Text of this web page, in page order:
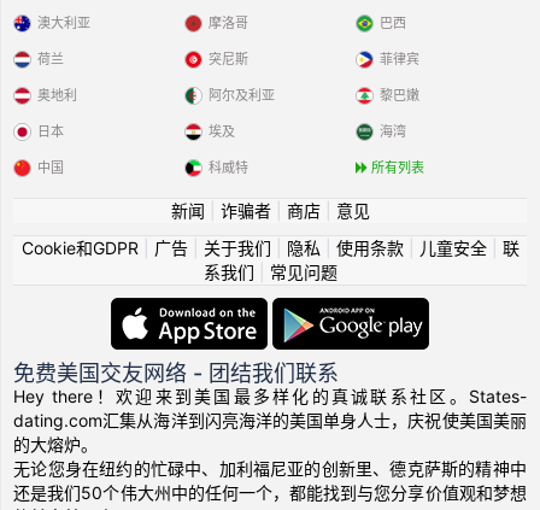
澳大利亚
荷兰
奥地利
日本
中国
摩洛哥
突尼斯
阿尔及利亚
埃及
科威特
巴西
菲律宾
黎巴嫩
海湾
所有列表
新闻 诈骗者| 商店| 意见
Cookie和GDPR
广告| 关于我们 隐私 使用条款| 儿童安全| 联
系我们
常见问题
免费美国交友网络 - 团结我们联系
Hey there！欢迎来到美国最多样化的真诚联系社区。States-
dating.com汇集从海洋到闪亮海洋的美国单身人士，庆祝使美国美丽
的大熔炉。
无论您身在纽约的忙碌中、加利福尼亚的创新里、德克萨斯的精神中
还是我们50个伟大州中的任何一个，都能找到与您分享价值观和梦想